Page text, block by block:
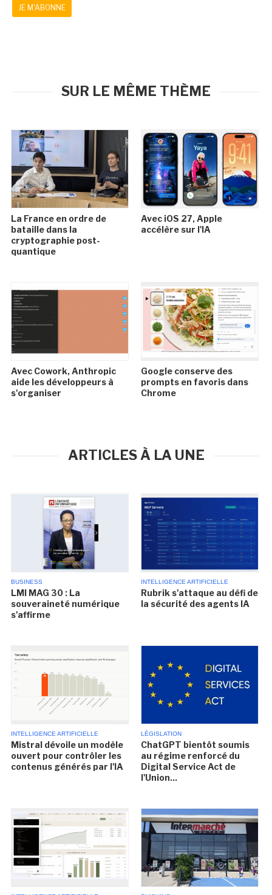
JE M'ABONNE
SUR LE MÊME THÈME
La France en ordre de
bataille dans la
cryptographie post-
quantique
Avec iOS 27, Apple
accélère sur l'IA
Avec Cowork, Anthropic
aide les développeurs à
s'organiser
Google conserve des
prompts en favoris dans
Chrome
ARTICLES À LA UNE
BUSINESS
LMI MAG 30 : La
souveraineté numérique
s'affirme
INTELLIGENCE ARTIFICIELLE
Rubrik s'attaque au défi de
la sécurité des agents IA
INTELLIGENCE ARTIFICIELLE
Mistral dévoile un modèle
ouvert pour contrôler les
contenus générés par l'IA
LÉGISLATION
ChatGPT bientôt soumis
au régime renforcé du
Digital Service Act de
l'Union...